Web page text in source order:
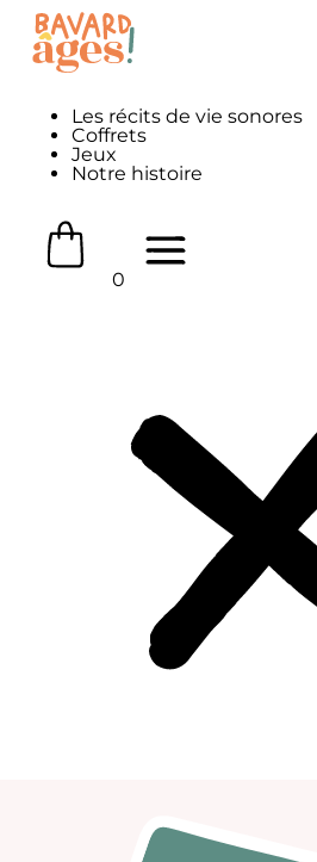
Les récits de vie sonores
Coffrets
Jeux
Notre histoire
0